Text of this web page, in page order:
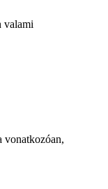
valami
vonatkozóan,